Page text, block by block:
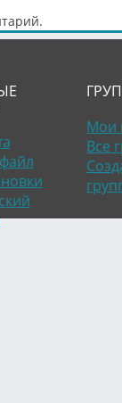
Мои
Все